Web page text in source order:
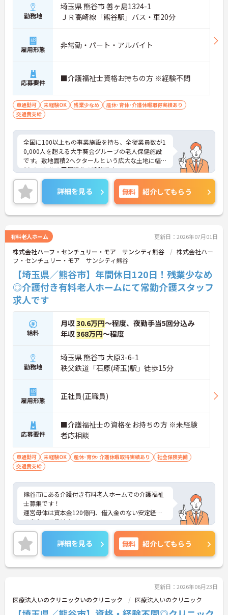
勤務地
埼玉県 熊谷市 善ヶ島1324-1
ＪＲ高崎線「熊谷駅」バス・車20分
雇用形態 非常勤・パート・アルバイト
応募要件 ■介護福祉士資格お持ちの方 ※経験不問
車通勤可 未経験OK 残業少なめ
産休･育休･介護休暇取得実績あり
交通費支給
全国に100以上もの事業施設を持ち、全従業員数が1
0,000人を超える大手葵会グループの老人保健施設
です。敷地面積2ヘクタールという広大な土地に幅1
80メートルの平屋造りの建物です。
広々とした医療室や最新の設備が整った機能訓練室
でゆとりを持ったリハビリをして頂き、利用者様の
療養生活をサポートしていきます。
ご興味のある方はお気軽にお問い合わせ下さいま
せ。
詳細を見る 無料 紹介してもらう
有料老人ホーム 更新日：2026年07月01日
株式会社ハーフ・センチュリー・モア サンシティ熊谷
株式会社ハー
フ・センチュリー・モア サンシティ熊谷
【埼玉県／熊谷市】年間休日120日！残業少なめ
◎介護付き有料老人ホームにて常勤介護スタッフ
求人です
給料
月収30.6万円～程度、夜勤手当5回分込み
年収368万円～程度
勤務地
埼玉県 熊谷市 大原3-6-1
秩父鉄道「石原(埼玉)駅」徒歩15分
雇用形態 正社員(正職員)
応募要件
■介護福祉士の資格をお持ちの方 ※未経験
者応相談
車通勤可 未経験OK 産休･育休･介護休暇取得実績あり
社会保険完備
交通費支給
熊谷市にある介護付き有料老人ホームでの介護福祉
士募集です！
運営母体は資本金120億円、借入金のない安定経営
で安心して働けます。
年間休日120日で、残業も少なく、プライベートも
充実できる環境です。
ご興味ある方には、面接のポイントなど、さらに詳
細をお話致しますのでお気軽にご相談ください。
詳細を見る 無料 紹介してもらう
更新日：2026年06月23日
医療法人いのクリニックいのクリニック 医療法人いのクリニック